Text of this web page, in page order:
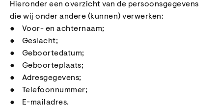
Hieronder een overzicht van de persoonsgegevens
die wij onder andere (kunnen) verwerken:
● Voor- en achternaam;
● Geslacht;
● Geboortedatum;
● Geboorteplaats;
● Adresgegevens;
● Telefoonnummer;
● E-mailadres.